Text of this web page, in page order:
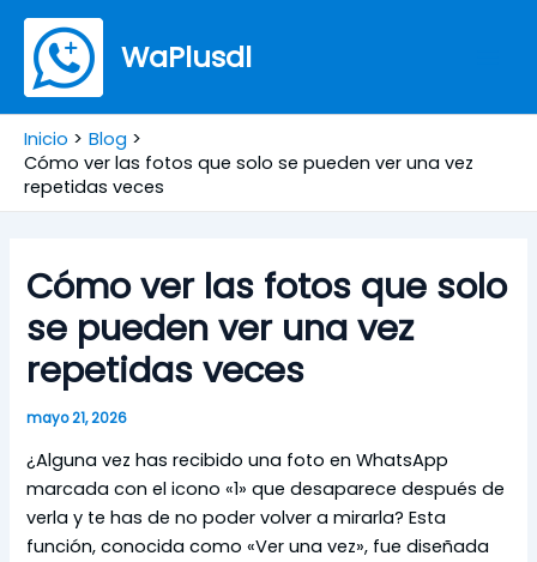
contenido
WaPlusdl
Inicio
Blog
Cómo ver las fotos que solo se pueden ver una vez
repetidas veces
Cómo ver las fotos que solo
se pueden ver una vez
repetidas veces
mayo 21, 2026
¿Alguna vez has recibido una foto en WhatsApp
marcada con el icono «1» que desaparece después de
verla y te has de no poder volver a mirarla? Esta
función, conocida como «Ver una vez», fue diseñada